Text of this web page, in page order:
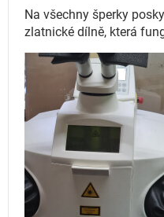
Na všechny šperky
zlatnické dílně, která